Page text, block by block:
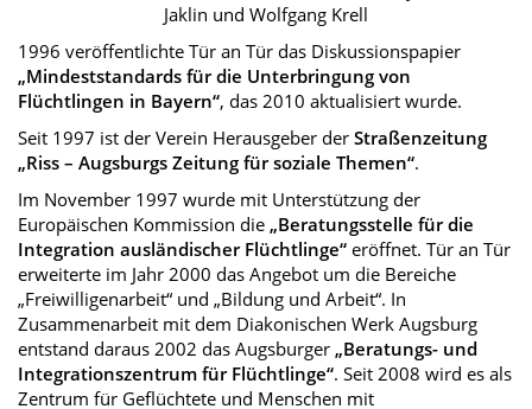
Jaklin und Wolfgang Krell
1996 veröffentlichte Tür an Tür das Diskussionspapier
„Mindeststandards für die Unterbringung von
Flüchtlingen in Bayern“, das 2010 aktualisiert wurde.
Seit 1997 ist der Verein Herausgeber der Straßenzeitung
„Riss – Augsburgs Zeitung für soziale Themen“.
Im November 1997 wurde mit Unterstützung der
Europäischen Kommission die „Beratungsstelle für die
Integration ausländischer Flüchtlinge“ eröffnet. Tür an Tür
erweiterte im Jahr 2000 das Angebot um die Bereiche
„Freiwilligenarbeit“ und „Bildung und Arbeit“. In
Zusammenarbeit mit dem Diakonischen Werk Augsburg
entstand daraus 2002 das Augsburger „Beratungs- und
Integrationszentrum für Flüchtlinge“. Seit 2008 wird es als
Zentrum für Geflüchtete und Menschen mit